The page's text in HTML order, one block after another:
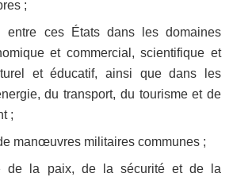
;
entre ces États dans les domaines
et commercial, scientifique et
et éducatif, ainsi que dans les
du transport, du tourisme et de
;
manœuvres militaires communes ;
de la paix, de la sécurité et de la